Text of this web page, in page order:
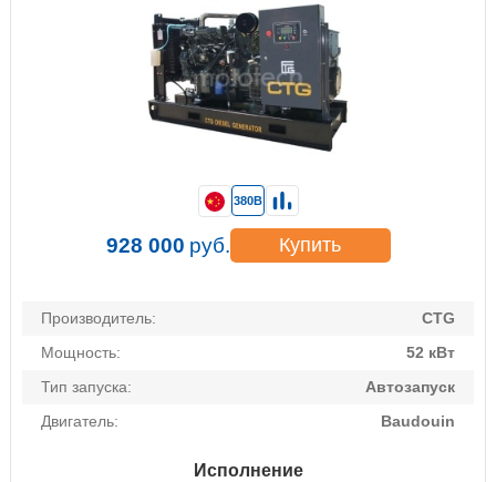
Производитель:
CTG
Мощность:
52 кВт
Тип запуска:
Автозапуск
Двигатель:
Baudouin
Исполнение
380В
928 000 руб. Купить